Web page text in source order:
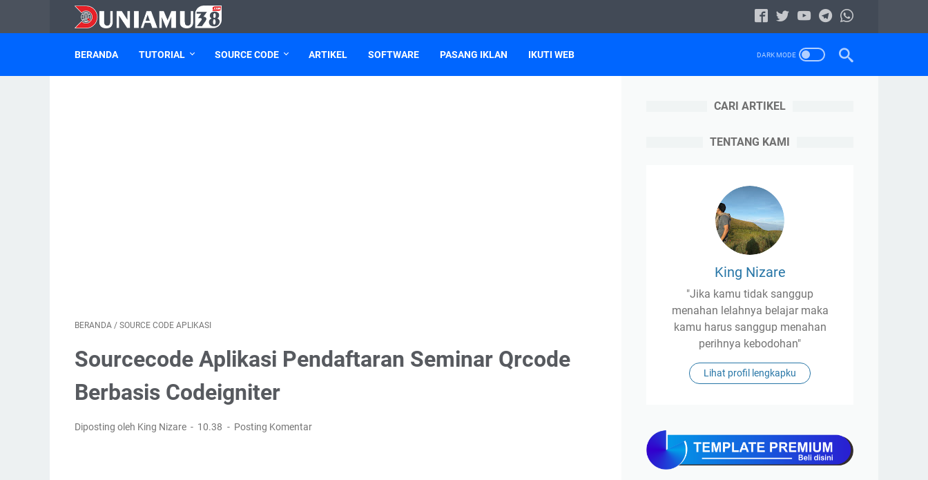
BERANDA TUTORIAL SOURCE CODE ARTIKEL SOFTWARE PASANG IKLAN IKUTI WEB
BERANDA / SOURCE CODE APLIKASI
Sourcecode Aplikasi Pendaftaran Seminar Qrcode
Berbasis Codeigniter
Diposting oleh King Nizare 10.38 Posting Komentar
CARI ARTIKEL
TENTANG KAMI
King Nizare
"Jika kamu tidak sanggup
menahan lelahnya belajar maka
kamu harus sanggup menahan
perihnya kebodohan"
Lihat profil lengkapku